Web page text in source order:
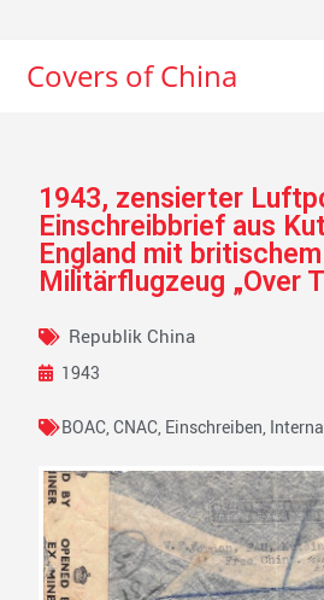
Covers of China
1943, zensierter
Einschreibbrief aus
England mit britischem
Militärflugzeug „Over
Republik China
1943
BOAC,CNAC, Einschreiben,